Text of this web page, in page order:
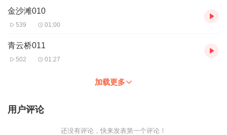
金沙滩010
539 01:00
青云桥011
502 01:27
加载更多
用户评论
还没有评论，快来发表第一个评论！